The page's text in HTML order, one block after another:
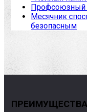
Месячник
безопасным